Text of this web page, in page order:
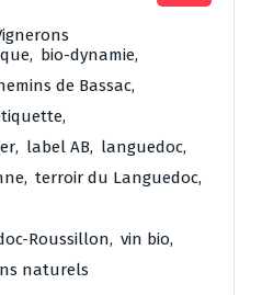
, bio-dynamie,
de Bassac,
,
, label AB, languedoc,
, terroir du Languedoc,
Roussillon, vin bio,
naturels